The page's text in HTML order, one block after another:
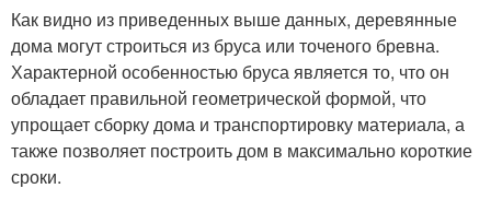
Как видно из приведенных выше данных, деревянные
дома могут строиться из бруса или точеного бревна.
Характерной особенностью бруса является то, что он
обладает правильной геометрической формой, что
упрощает сборку дома и транспортировку материала, а
также позволяет построить дом в максимально короткие
сроки.